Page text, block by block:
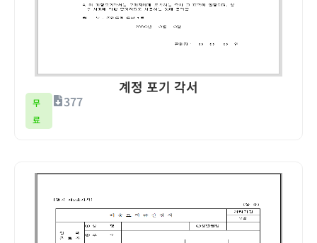
계정 포기 각서
무
료
377